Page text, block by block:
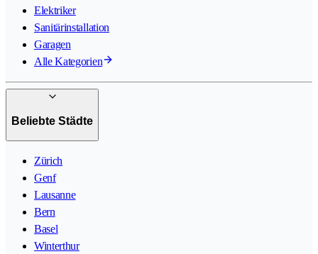
Elektriker
Sanitärinstallation
Garagen
Alle Kategorien
Beliebte Städte
Zürich
Genf
Lausanne
Bern
Basel
Winterthur